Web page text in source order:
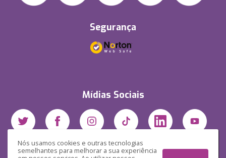
Nós usamos cookies e outras tecnologias
semelhantes para melhorar a sua experiência
Segurança
Mídias Sociais